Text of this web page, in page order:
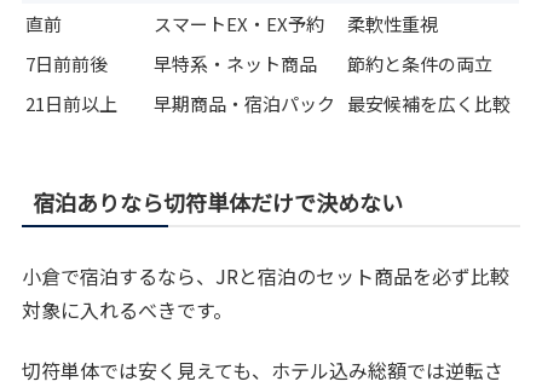
直前 スマートEX・EX予約
柔軟性重視
7日前前後
早特系・ネット商品
節約と条件の両立
21日前以上
早期商品・宿泊パック 最安候補を広く比較
宿泊ありなら切符単体だけで決めない
小倉で宿泊するなら、JRと宿泊のセット商品を必ず比較
対象に入れるべきです。
切符単体では安く見えても、ホテル込み総額では逆転さ